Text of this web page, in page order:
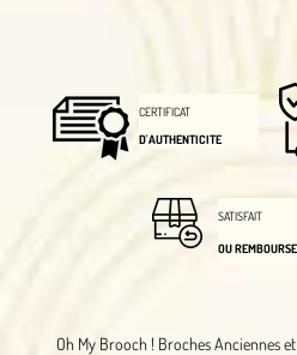
Oh My Brooch ! Broches Anciennes
CERTIFICAT
D'AUTHENTICITE
SATISFAIT
OU REMBOURSE